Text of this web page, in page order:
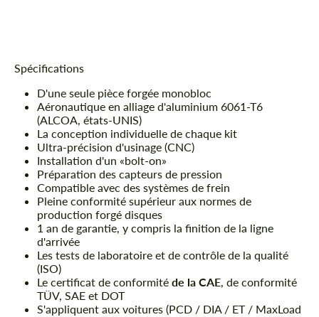
Description
Spécifications
D'une seule pièce forgée monobloc
Aéronautique en alliage d'aluminium 6061-T6
(ALCOA, états-UNIS)
La conception individuelle de chaque kit
Ultra-précision d'usinage (CNC)
Installation d'un «bolt-on»
Préparation des capteurs de pression
Compatible avec des systèmes de frein
Pleine conformité supérieur aux normes de
production forgé disques
1 an de garantie, y compris la finition de la ligne
d'arrivée
Les tests de laboratoire et de contrôle de la qualité
(ISO)
Le certificat de conformité de la CAE, de conformité
TÜV, SAE et DOT
S'appliquent aux voitures (PCD / DIA / ET / MaxLoad